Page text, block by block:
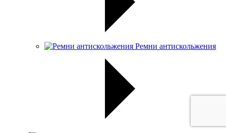
Ремни антискольжения